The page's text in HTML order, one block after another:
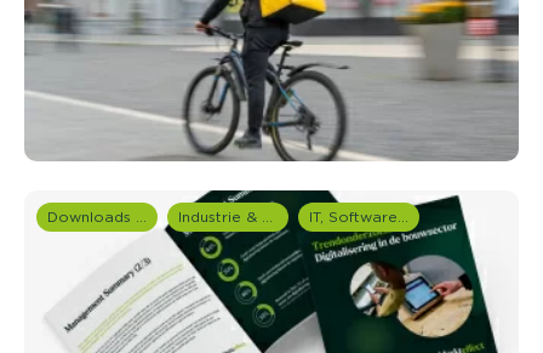
Downloads en rapportages Industrie & Productie IT, Software & Telecom